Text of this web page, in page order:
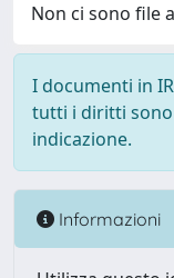
Non ci sono file
I documenti in
tutti i diritti sono
indicazione.
Informazioni